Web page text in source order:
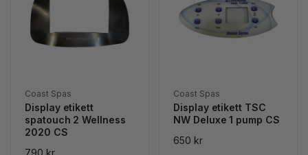
Säljare:
Coast Spas
Display etikett
spatouch 2 Wellness
2020 CS
Ordinarie
790 kr
Säljare:
Coast Spas
Display etikett TSC
NW Deluxe 1 pump CS
Ordinarie
650 kr